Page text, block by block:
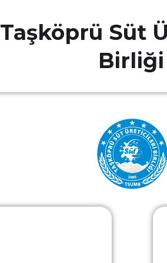
Taşköprü Süt
Birliği